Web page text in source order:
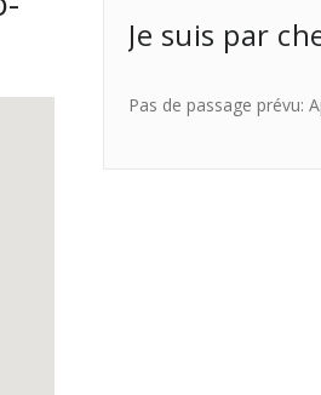
Je suis par
Pas de passage prévu: